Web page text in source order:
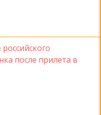
после прилета в